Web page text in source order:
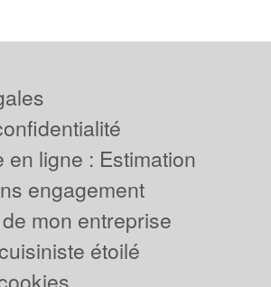
en ligne : Estimation
engagement
mon entreprise
étoilé